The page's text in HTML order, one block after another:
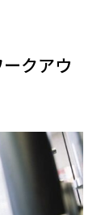
やすいタ
ではトレー
クアウ